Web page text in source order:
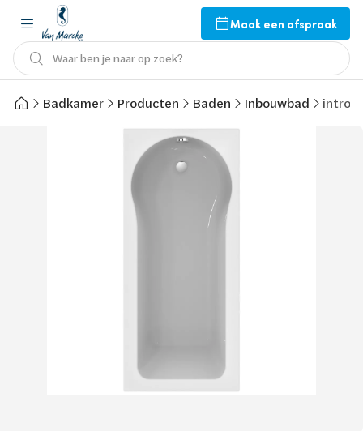
Maak een afspraak
Waar ben je naar op zoek?
Badkamer Producten Baden Inbouwbad intro